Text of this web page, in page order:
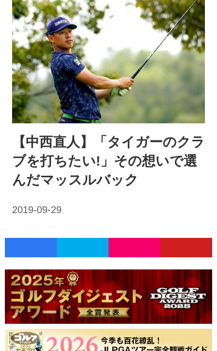
【中西直人】「タイガーのクラ
ブを打ちたい!」その想いで選
んだマッスルバック